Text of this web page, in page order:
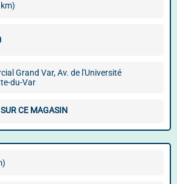
Grand Var, Av. de l'Université
du-Var
CE MAGASIN